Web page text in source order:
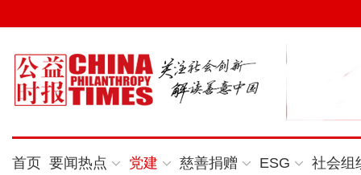
首页 要闻热点 党建 慈善捐赠 ESG 社会组